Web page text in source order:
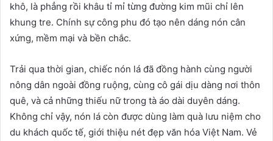
khô, là phẳng rồi khâu tỉ mỉ từng đường kim mũi chỉ lên
khung tre. Chính sự công phu đó tạo nên dáng nón cân
xứng, mềm mại và bền chắc.
Trải qua thời gian, chiếc nón lá đã đồng hành cùng người
nông dân ngoài đồng ruộng, cùng cô gái dịu dàng nơi thôn
quê, và cả những thiếu nữ trong tà áo dài duyên dáng.
Không chỉ vậy, nón lá còn được dùng làm quà lưu niệm cho
du khách quốc tế, giới thiệu nét đẹp văn hóa Việt Nam. Vẻ